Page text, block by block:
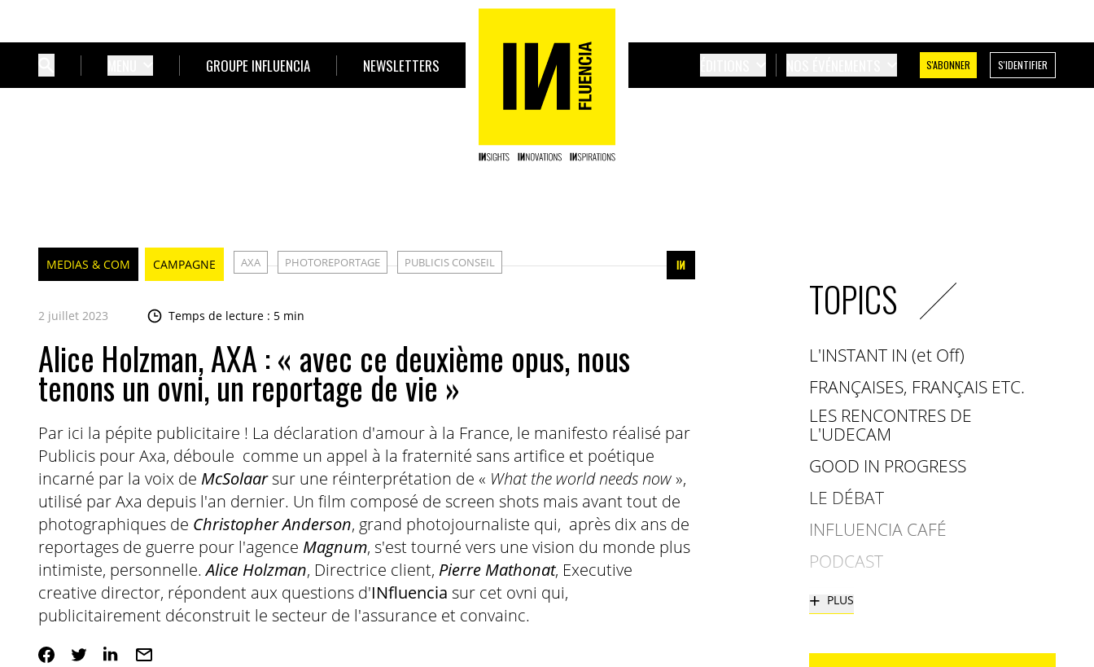
GROUPE INFLUENCIA NEWSLETTERS S'ABONNER S'IDENTIFIER
MEDIAS & COM CAMPAGNE AXA PHOTOREPORTAGE PUBLICIS CONSEIL
2 juillet 2023 Temps de lecture : 5 min
Alice Holzman, AXA : « avec ce deuxième opus, nous
tenons un ovni, un reportage de vie »
Par ici la pépite publicitaire ! La déclaration d'amour à la France, le manifesto réalisé par
Publicis pour Axa, déboule comme un appel à la fraternité sans artifice et poétique
incarné par la voix de McSolaarsur une réinterprétation de « What the world needs now»,
utilisé par Axa depuis l'an dernier. Un film composé de screen shots mais avant tout de
photographiques de Christopher Anderson, grand photojournaliste qui, après dix ans de
reportages de guerre pour l'agence Magnum, s'est tourné vers une vision du monde plus
intimiste, personnelle.Alice Holzman, Directrice client, Pierre Mathonat, Executive
creative director, répondent aux questions d'INfluencia sur cet ovni qui,
publicitairement déconstruit le secteur de l'assurance et convainc.
TOPICS
L'INSTANT IN (et Off)
FRANÇAISES, FRANÇAIS ETC.
LES RENCONTRES DE
L'UDECAM
GOOD IN PROGRESS
LE DÉBAT
INFLUENCIA CAFÉ
PODCAST
+ PLUS